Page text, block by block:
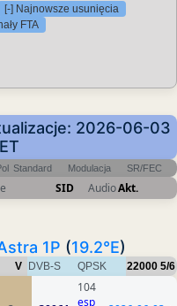
[-] Najnowsze usunięcia
FTA
2026-06-03
Standard Modulacja SR/FEC
SID AudioAkt.
1P (19.2°E)
V DVB-S QPSK 22000 5/6
104
esp